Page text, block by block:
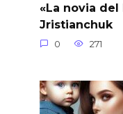
«La novia
Jristianchuk
0 271